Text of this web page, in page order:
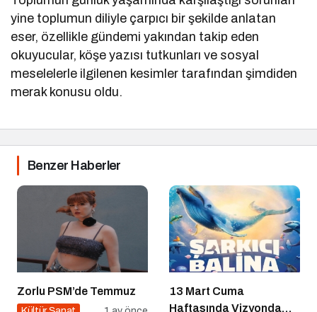
yine toplumun diliyle çarpıcı bir şekilde anlatan
eser, özellikle gündemi yakından takip eden
okuyucular, köşe yazısı tutkunları ve sosyal
meselelerle ilgilenen kesimler tarafından şimdiden
merak konusu oldu.
Benzer Haberler
Zorlu PSM’de Temmuz
13 Mart Cuma
Haftasında Vizyonda